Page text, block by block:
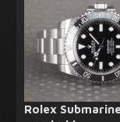
Rolex